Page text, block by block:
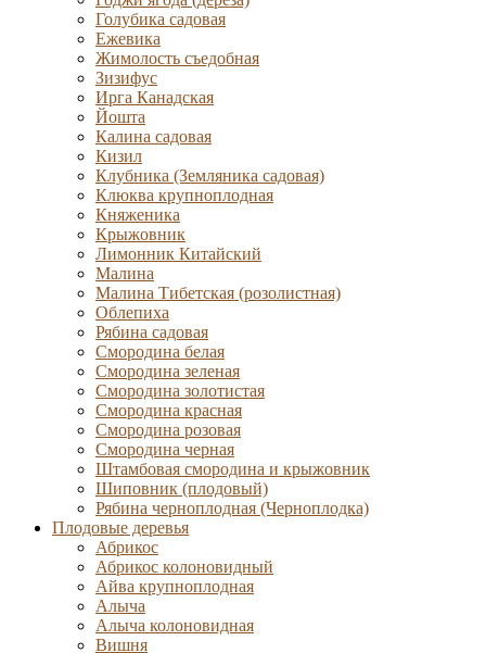
Голубика садовая
Ежевика
Жимолость съедобная
Зизифус
Ирга Канадская
Йошта
Калина садовая
Кизил
Клубника (Земляника садовая)
Клюква крупноплодная
Княженика
Крыжовник
Лимонник Китайский
Малина
Малина Тибетская (розолистная)
Облепиха
Рябина садовая
Смородина белая
Смородина зеленая
Смородина золотистая
Смородина красная
Смородина розовая
Смородина черная
Штамбовая смородина и крыжовник
Шиповник (плодовый)
Рябина черноплодная (Черноплодка)
Плодовые деревья
Абрикос
Абрикос колоновидный
Айва крупноплодная
Алыча
Алыча колоновидная
Вишня